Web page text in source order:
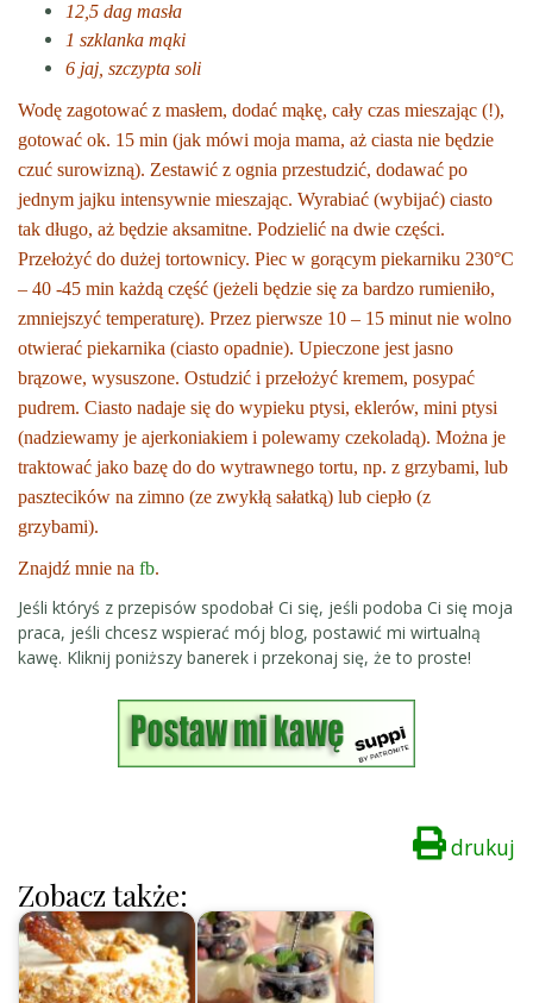
12,5 dag masła
1 szklanka mąki
6 jaj, szczypta soli
Wodę zagotować z masłem, dodać mąkę, cały czas mieszając (!),
gotować ok. 15 min (jak mówi moja mama, aż ciasta nie będzie
czuć surowizną). Zestawić z ognia przestudzić, dodawać po
jednym jajku intensywnie mieszając. Wyrabiać (wybijać) ciasto
tak długo, aż będzie aksamitne. Podzielić na dwie części.
Przełożyć do dużej tortownicy. Piec w gorącym piekarniku 230°C
– 40 -45 min każdą część (jeżeli będzie się za bardzo rumieniło,
zmniejszyć temperaturę). Przez pierwsze 10 – 15 minut nie wolno
otwierać piekarnika (ciasto opadnie). Upieczone jest jasno
brązowe, wysuszone. Ostudzić i przełożyć kremem, posypać
pudrem. Ciasto nadaje się do wypieku ptysi, eklerów, mini ptysi
(nadziewamy je ajerkoniakiem i polewamy czekoladą). Można je
traktować jako bazę do do wytrawnego tortu, np. z grzybami, lub
pasztecików na zimno (ze zwykłą sałatką) lub ciepło (z
grzybami).
Znajdź mnie na fb.
Jeśli któryś z przepisów spodobał Ci się, jeśli podoba Ci się moja
praca, jeśli chcesz wspierać mój blog, postawić mi wirtualną
kawę. Kliknij poniższy banerek i przekonaj się, że to proste!
drukuj
Zobacz także: